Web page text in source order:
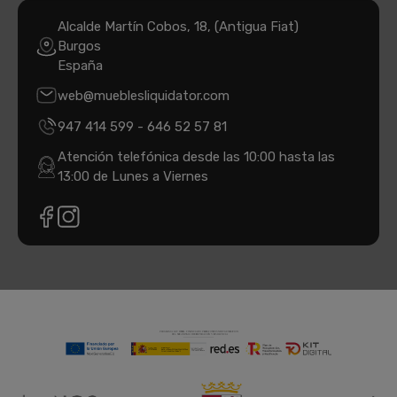
Alcalde Martín Cobos, 18, (Antigua Fiat)
Burgos
España
web@mueblesliquidator.com
947 414 599 - 646 52 57 81
Atención telefónica desde las 10:00 hasta las
13:00 de Lunes a Viernes